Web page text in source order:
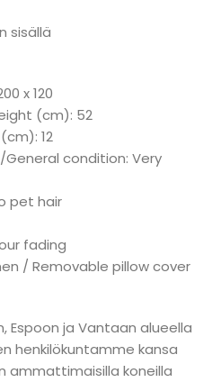
sisällä
x 120
(cm): 52
12
General condition: Very
pet hair
fading
/ Removable pillow cover
Espoon ja Vantaan alueella
henkilökuntamme kansa
ammattimaisilla koneilla